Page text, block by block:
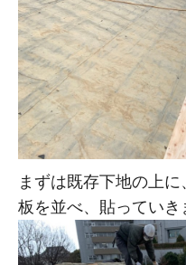
まずは既存下地の上
板を並べ、貼っていき